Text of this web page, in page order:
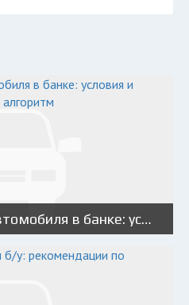
Кредит под залог автомобиля в банке: условия и требования, особенности и алгоритм